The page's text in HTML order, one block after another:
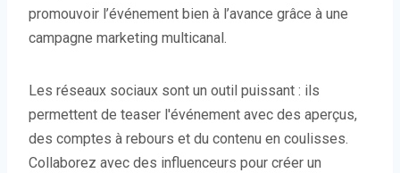
promouvoir l’événement bien à l’avance grâce à une
campagne marketing multicanal.
Les réseaux sociaux sont un outil puissant : ils
permettent de teaser l'événement avec des aperçus,
des comptes à rebours et du contenu en coulisses.
Collaborez avec des influenceurs pour créer un